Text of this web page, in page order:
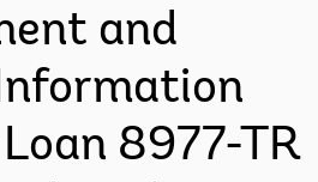
and
8977-TR